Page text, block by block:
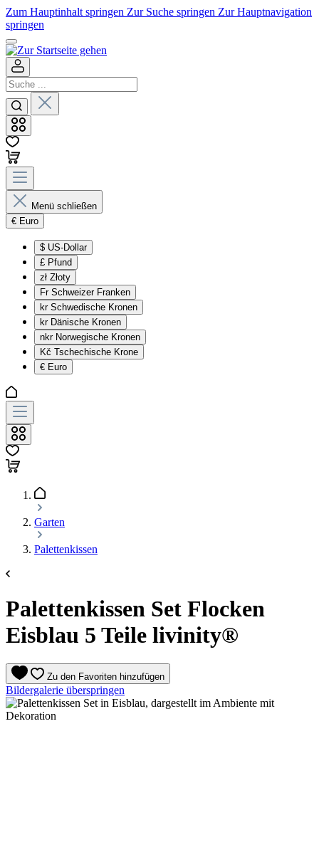
Zum Hauptinhalt springen Zur Suche springen Zur Hauptnavigation
springen
Menü schließen
€ Euro
$ US-Dollar
£ Pfund
zł Złoty
Fr Schweizer Franken
kr Schwedische Kronen
kr Dänische Kronen
nkr Norwegische Kronen
Kč Tschechische Krone
€ Euro
Garten
Palettenkissen
Palettenkissen Set Flocken
Eisblau 5 Teile livinity®
Zu den Favoriten hinzufügen
Bildergalerie überspringen